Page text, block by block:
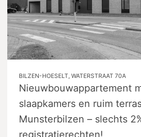
BILZEN-HOESELT, WATERSTRAAT 70A
Nieuwbouwappartement
slaapkamers en ruim
Munsterbilzen – slechts
registratierechten!